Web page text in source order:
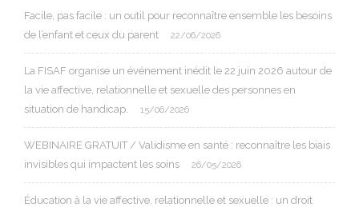
Facile, pas facile : un outil pour reconnaître ensemble les besoins
de l’enfant et ceux du parent
22/06/2026
La FISAF organise un événement inédit le 22 juin 2026 autour de
la vie affective, relationnelle et sexuelle des personnes en
situation de handicap.
15/06/2026
WEBINAIRE GRATUIT / Validisme en santé : reconnaître les biais
invisibles qui impactent les soins
26/05/2026
Éducation à la vie affective, relationnelle et sexuelle : un droit